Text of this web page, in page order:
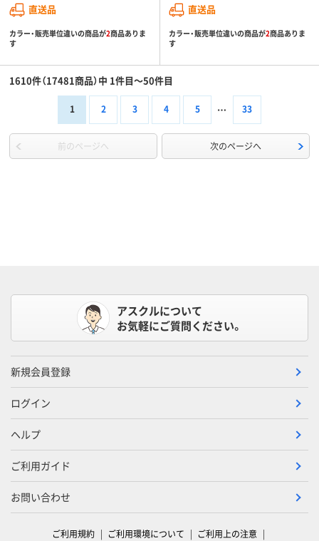
直送品
カラー・販売単位違いの商品が2商品ありま
す
直送品
カラー・販売単位違いの商品が2商品ありま
す
1610件（17481商品）中 1件目～50件目
1 2 3 4 5 33
前のページへ 次のページへ
アスクルについて
お気軽にご質問ください。
新規会員登録
ログイン
ヘルプ
ご利用ガイド
お問い合わせ
ご利用規約 ご利用環境について ご利用上の注意